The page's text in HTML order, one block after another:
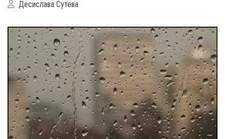
Десислава Сутева